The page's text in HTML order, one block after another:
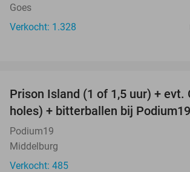
Goes
Verkocht: 1.328
Prison Island (1 of 1,5 uur) + evt.
holes) + bitterballen bij Podium19
Podium19
Middelburg
Verkocht: 485